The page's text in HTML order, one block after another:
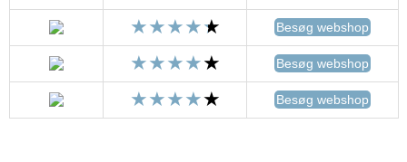
Besøg webshop
Besøg webshop
Besøg webshop